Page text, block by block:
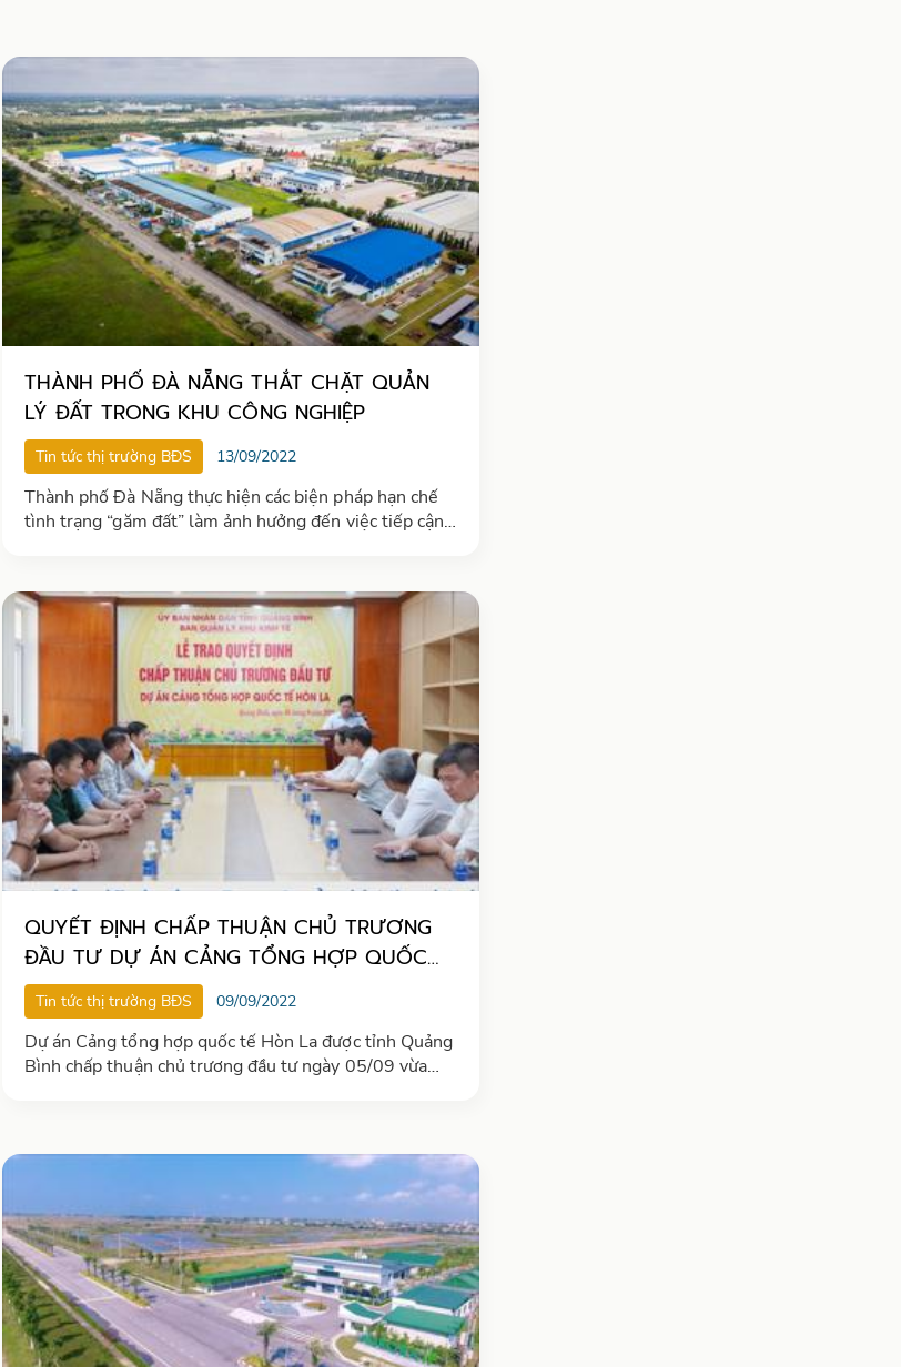
THÀNH PHỐ ĐÀ NẴNG THẮT CHẶT QUẢN
LÝ ĐẤT TRONG KHU CÔNG NGHIỆP
Tin tức thị trường BĐS 13/09/2022
Thành phố Đà Nẵng thực hiện các biện pháp hạn chế
tình trạng “găm đất” làm ảnh hưởng đến việc tiếp cận
QUYẾT ĐỊNH CHẤP THUẬN CHỦ TRƯƠNG
ĐẦU TƯ DỰ ÁN CẢNG TỔNG HỢP QUỐC
TẾ HÒN LA – QUẢNG BÌNH
Tin tức thị trường BĐS 09/09/2022
Dự án Cảng tổng hợp quốc tế Hòn La được tỉnh Quảng
Bình chấp thuận chủ trương đầu tư ngày 05/09 vừa